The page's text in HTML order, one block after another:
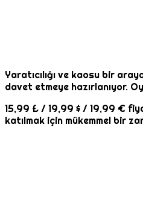
Yaratıcılığı ve kaosu bir
davet etmeye hazırlanıyor.
15,99 £ / 19,99 $ / 19,99 €
katılmak için mükemmel bir